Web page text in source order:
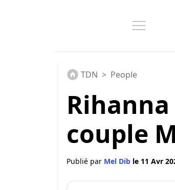
TDN > People
Rihanna
couple
Publié par Mel Dib le 11 Avr